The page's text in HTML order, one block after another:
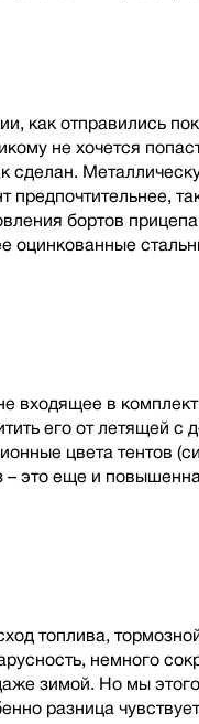
как отправились
не хочется
сделан.
бортов
входящее в
его от летящей
цвета тентов
это еще и
топлива,
немного
зимой. Но мы
разница